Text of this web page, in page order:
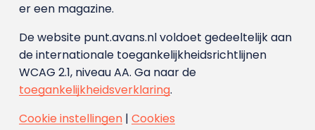
er een magazine.
De website punt.avans.nl voldoet gedeeltelijk aan
de internationale toegankelijkheidsrichtlijnen
WCAG 2.1, niveau AA. Ga naar de
toegankelijkheidsverklaring.
Cookie instellingen| Cookies